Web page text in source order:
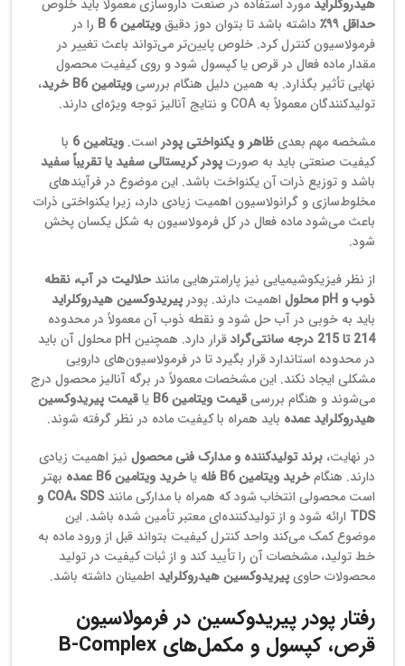
هیدروکلرایدمورد استفاده در صنعت داروسازی معمولاً باید خلوص
حداقل ۹۹٪
داشته باشد تا بتوان دوز دقیقویتامین B 6
را در
فرمولاسیون کنترل کرد. خلوص پایین‌تر می‌تواند باعث تغییر در
مقدار ماده فعال در قرص یا کپسول شود و روی کیفیت محصول
نهایی تأثیر بگذارد. به همین دلیل هنگام بررسیویتامین B6 خرید
،
تولیدکنندگان معمولاً به COA و نتایج آنالیز توجه ویژه‌ای دارند.
مشخصه مهم بعدیظاهر و یکنواختی پودر است. ویتامین 6
با
کیفیت صنعتی باید به صورتپودر کریستالی سفید یا تقریباً سفید
باشد و توزیع ذرات آن یکنواخت باشد. این موضوع در فرآیندهای
مخلوط‌سازی و گرانولاسیون اهمیت زیادی دارد، زیرا یکنواختی ذرات
باعث می‌شود ماده فعال در کل فرمولاسیون به شکل یکسان پخش
شود.
از نظر فیزیکوشیمیایی نیز پارامترهایی مانند حلالیت در آب، نقطه
ذوب و pH محلول
اهمیت دارند. پودر پیریدوکسین هیدروکلراید
باید به خوبی در آب حل شود و نقطه ذوب آن معمولاً در محدوده
214 تا 215 درجه سانتی‌گراد
قرار دارد. همچنین pH محلول آن باید
در محدوده استاندارد قرار بگیرد تا در فرمولاسیون‌های دارویی
مشکلی ایجاد نکند. این مشخصات معمولاً در برگه آنالیز محصول درج
می‌شوند و هنگام بررسیقیمت ویتامین B6 یاقیمت پیریدوکسین
هیدروکلراید عمده باید همراه با کیفیت ماده در نظر گرفته شوند.
در نهایت، برند تولیدکننده و مدارک فنی محصول نیز اهمیت زیادی
دارند. هنگامخرید ویتامین B6 فله یاخرید ویتامین B6 عمده
بهتر
است محصولی انتخاب شود که همراه با مدارکی مانند
COA، SDS و
TDS ارائه شود و از تولیدکننده‌ای معتبر تأمین شده باشد. این
موضوع کمک می‌کند واحد کنترل کیفیت بتواند قبل از ورود ماده به
خط تولید، مشخصات آن را تأیید کند و از ثبات کیفیت در تولید
محصولات حاویپیریدوکسین هیدروکلراید اطمینان داشته باشد.
رفتار پودر پیریدوکسین در فرمولاسیون
قرص، کپسول و مکمل‌های B‑Complex